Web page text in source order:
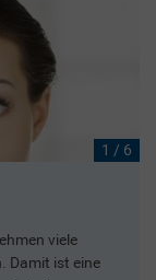
1 / 6
viele
Damit ist eine